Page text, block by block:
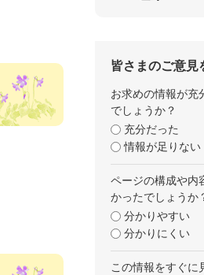
皆さまのご意見
お求めの情報が充
でしょうか？
充分だった
情報が足りない
ページの構成や内
かったでしょうか
分かりやすい
分かりにくい
この情報をすぐに